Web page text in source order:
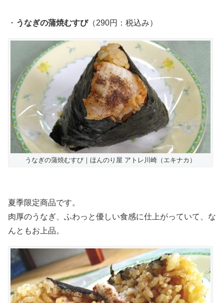
・ うなぎの蒲焼むすび（290円：税込み）
うなぎの蒲焼むすび｜ほんのり屋 アトレ川崎（エキナカ）
夏季限定商品です。
肉厚のうなぎ、ふわっと優しい食感に仕上がっていて、な
んともお上品。